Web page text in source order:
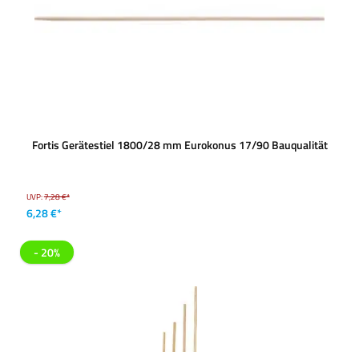
Fortis Gerätestiel 1800/28 mm Eurokonus 17/90 Bauqualität
UVP:7,28 €*
6,28 €*
- 20%